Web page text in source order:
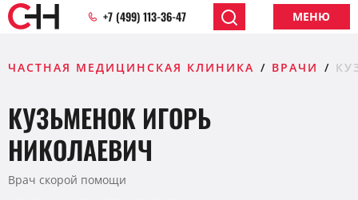
+7 (499) 113-36-47 МЕНЮ
ЧАСТНАЯ МЕДИЦИНСКАЯ КЛИНИКА ВРАЧИ
КУЗЬМЕНОК ИГОРЬ
НИКОЛАЕВИЧ
Врач скорой помощи